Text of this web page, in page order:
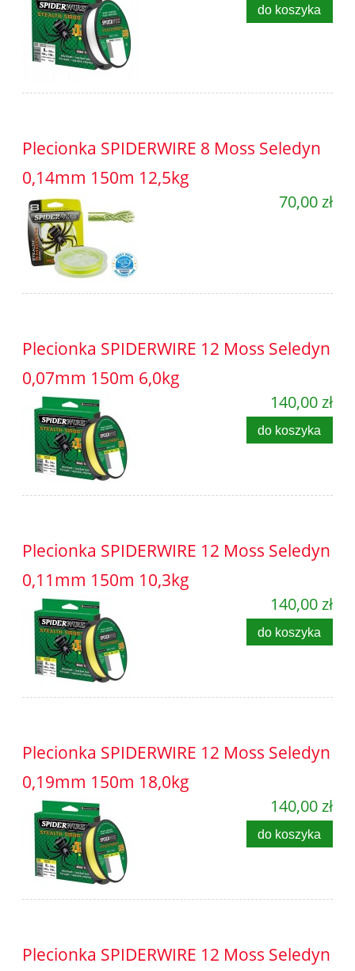
do koszyka
Plecionka SPIDERWIRE 8 Moss Seledyn
0,14mm 150m 12,5kg
70,00 zł
Plecionka SPIDERWIRE 12 Moss Seledyn
0,07mm 150m 6,0kg
140,00 zł
do koszyka
Plecionka SPIDERWIRE 12 Moss Seledyn
0,11mm 150m 10,3kg
140,00 zł
do koszyka
Plecionka SPIDERWIRE 12 Moss Seledyn
0,19mm 150m 18,0kg
140,00 zł
do koszyka
Plecionka SPIDERWIRE 12 Moss Seledyn